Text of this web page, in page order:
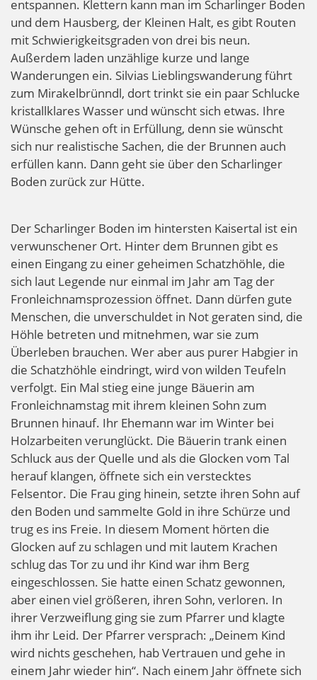
entspannen. Klettern kann man im Scharlinger Boden
und dem Hausberg, der Kleinen Halt, es gibt Routen
mit Schwierigkeitsgraden von drei bis neun.
Außerdem laden unzählige kurze und lange
Wanderungen ein. Silvias Lieblingswanderung führt
zum Mirakelbrünndl, dort trinkt sie ein paar Schlucke
kristallklares Wasser und wünscht sich etwas. Ihre
Wünsche gehen oft in Erfüllung, denn sie wünscht
sich nur realistische Sachen, die der Brunnen auch
erfüllen kann. Dann geht sie über den Scharlinger
Boden zurück zur Hütte.
Der Scharlinger Boden im hintersten Kaisertal ist ein
verwunschener Ort. Hinter dem Brunnen gibt es
einen Eingang zu einer geheimen Schatzhöhle, die
sich laut Legende nur einmal im Jahr am Tag der
Fronleichnamsprozession öffnet. Dann dürfen gute
Menschen, die unverschuldet in Not geraten sind, die
Höhle betreten und mitnehmen, war sie zum
Überleben brauchen. Wer aber aus purer Habgier in
die Schatzhöhle eindringt, wird von wilden Teufeln
verfolgt. Ein Mal stieg eine junge Bäuerin am
Fronleichnamstag mit ihrem kleinen Sohn zum
Brunnen hinauf. Ihr Ehemann war im Winter bei
Holzarbeiten verunglückt. Die Bäuerin trank einen
Schluck aus der Quelle und als die Glocken vom Tal
herauf klangen, öffnete sich ein verstecktes
Felsentor. Die Frau ging hinein, setzte ihren Sohn auf
den Boden und sammelte Gold in ihre Schürze und
trug es ins Freie. In diesem Moment hörten die
Glocken auf zu schlagen und mit lautem Krachen
schlug das Tor zu und ihr Kind war ihm Berg
eingeschlossen. Sie hatte einen Schatz gewonnen,
aber einen viel größeren, ihren Sohn, verloren. In
ihrer Verzweiflung ging sie zum Pfarrer und klagte
ihm ihr Leid. Der Pfarrer versprach: „Deinem Kind
wird nichts geschehen, hab Vertrauen und gehe in
einem Jahr wieder hin“. Nach einem Jahr öffnete sich